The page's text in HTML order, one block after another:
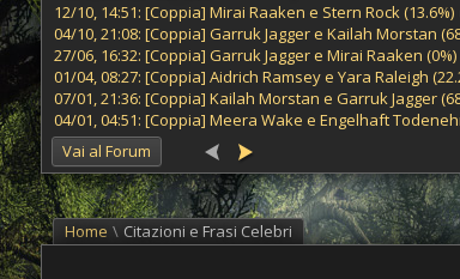
12/10, 14:51: [Coppia] Mirai Raaken e Stern Rock (13.6%)
04/10, 21:08: [Coppia] Garruk Jagger e Kailah Morstan
27/06, 16:32: [Coppia] Garruk Jagger e Mirai Raaken (0%)
01/04, 08:27: [Coppia] Aidrich Ramsey e Yara Raleigh
07/01, 21:36: [Coppia] Kailah Morstan e Garruk Jagger
04/01, 04:51: [Coppia] Meera Wake e Engelhaft
Vai al Forum
Home \ Citazioni e Frasi Celebri